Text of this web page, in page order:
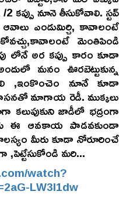
కప్పు నూనె తీసుకోవాలి. స్టవ్
ఎండుమిర్చి, కావాలంటే
మెంతిపిండి
లోనే అర కప్పు కారం కూడా
మనం ఊరబెట్టుకున్న
,ఇంకొంచెం నూనే కూడా
మాగాయ రెడీ. ముక్కలు
కలుపుకుని జాడీలో భద్రంగా
ఈ ఆవకాయ పాడవకుండా
మీరు కూడా నోరూరించే
మరి...
watch?
LW3I1dw